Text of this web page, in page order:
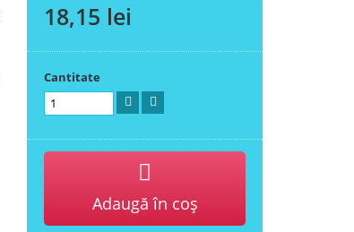
18,15 lei
Cantitate
Adaugă în coş